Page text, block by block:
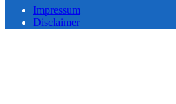
Impressum
Disclaimer